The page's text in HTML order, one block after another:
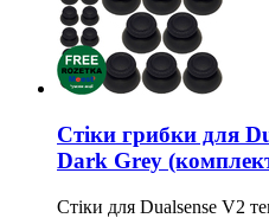
Стіки грибки для
Dark Grey
Стіки для Dualsense V2